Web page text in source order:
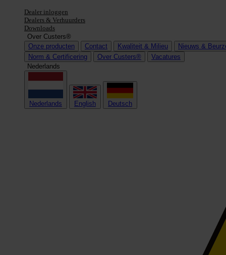
Dealer inloggen
Dealers & Verhuurders
Downloads
Over Custers®
Onze producten
Contact Kwaliteit & Milieu
Nieuws &
Norm & Certificering
Over Custers®
Vacatures
Nederlands
Nederlands English Deutsch